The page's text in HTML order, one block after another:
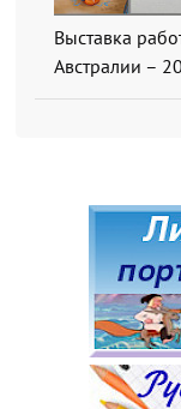
Выставка
Австралии –